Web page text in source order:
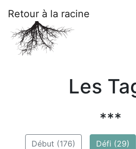
Retour à la racine
Les
***
Début (176) Défi (29)